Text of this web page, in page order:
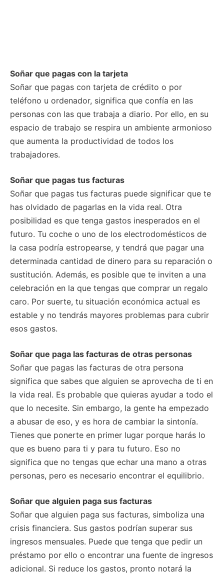
Soñar que pagas con la tarjeta
Soñar que pagas con tarjeta de crédito o por
teléfono u ordenador, significa que confía en las
personas con las que trabaja a diario. Por ello, en su
espacio de trabajo se respira un ambiente armonioso
que aumenta la productividad de todos los
trabajadores.
Soñar que pagas tus facturas
Soñar que pagas tus facturas puede significar que te
has olvidado de pagarlas en la vida real. Otra
posibilidad es que tenga gastos inesperados en el
futuro. Tu coche o uno de los electrodomésticos de
la casa podría estropearse, y tendrá que pagar una
determinada cantidad de dinero para su reparación o
sustitución. Además, es posible que te inviten a una
celebración en la que tengas que comprar un regalo
caro. Por suerte, tu situación económica actual es
estable y no tendrás mayores problemas para cubrir
esos gastos.
Soñar que paga las facturas de otras personas
Soñar que pagas las facturas de otra persona
significa que sabes que alguien se aprovecha de ti en
la vida real. Es probable que quieras ayudar a todo el
que lo necesite. Sin embargo, la gente ha empezado
a abusar de eso, y es hora de cambiar la sintonía.
Tienes que ponerte en primer lugar porque harás lo
que es bueno para ti y para tu futuro. Eso no
significa que no tengas que echar una mano a otras
personas, pero es necesario encontrar el equilibrio.
Soñar que alguien paga sus facturas
Soñar que alguien paga sus facturas, simboliza una
crisis financiera. Sus gastos podrían superar sus
ingresos mensuales. Puede que tenga que pedir un
préstamo por ello o encontrar una fuente de ingresos
adicional. Si reduce los gastos, pronto notará la